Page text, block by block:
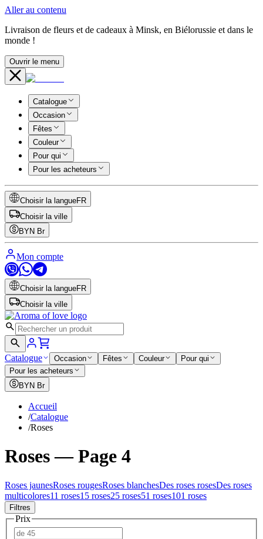
Aller au contenu
Livraison de fleurs et de cadeaux à Minsk, en Biélorussie et dans le
monde !
Ouvrir le menu
Catalogue
Occasion
Fêtes
Couleur
Pour qui
Pour les acheteurs
Choisir la langueFR
Choisir la ville
BYN Br
Mon compte
Choisir la langueFR
Choisir la ville
Catalogue Occasion Fêtes Couleur
Pour qui
Pour les acheteurs
BYN Br
Accueil
/Catalogue
/Roses
Roses — Page 4
Roses jaunesRoses rougesRoses blanchesDes roses rosesDes roses
multicolores11 roses15 roses25 roses51 roses101 roses
Filtres
Prix